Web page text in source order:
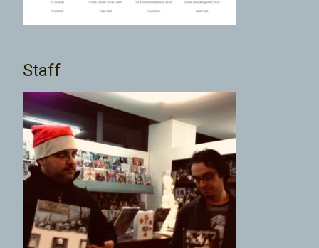
Staff